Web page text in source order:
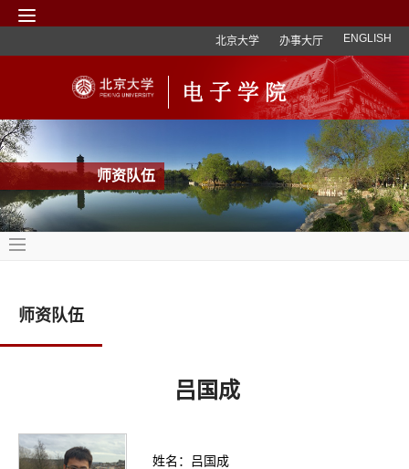
北京大学 办事大厅 ENGLISH
师资队伍
师资队伍
吕国成
姓名：吕国成